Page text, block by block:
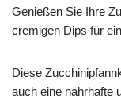
Genießen Sie Ihre
cremigen Dips für
Diese
auch eine nahrhafte